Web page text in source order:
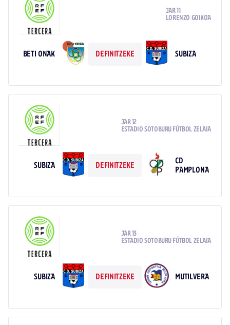
JAR 11
LORENZO GOIKOA
BETI ONAK DEFINITZEKE SUBIZA
JAR 12
ESTADIO SOTOBURU FÚTBOL ZELAIA
SUBIZA DEFINITZEKE
CD
PAMPLONA
JAR 13
ESTADIO SOTOBURU FÚTBOL ZELAIA
SUBIZA DEFINITZEKE MUTILVERA